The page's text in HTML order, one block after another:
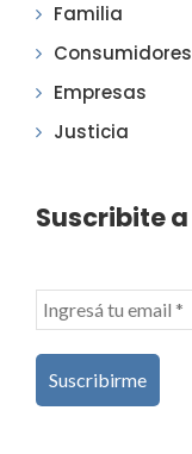
Familia
Consumidores
Empresas
Justicia
Suscribite